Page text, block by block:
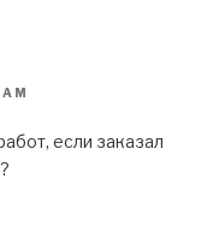
если заказал